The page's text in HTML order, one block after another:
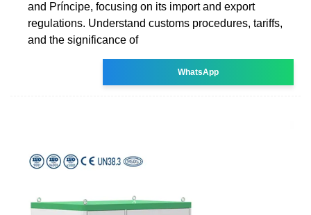
and Príncipe, focusing on its import and export
regulations. Understand customs procedures, tariffs,
and the significance of
WhatsApp